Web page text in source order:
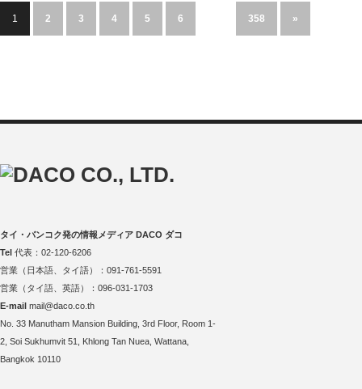
1 2 3 4 5 6 358 »
タイ・バンコク発の情報メディア DACO ダコ
Tel 代表：02-120-6206
営業（日本語、タイ語）：091-761-5591
営業（タイ語、英語）：096-031-1703
E-mail mail@daco.co.th
No. 33 Manutham Mansion Building, 3rd Floor, Room 1-
2, Soi Sukhumvit 51, Khlong Tan Nuea, Wattana,
Bangkok 10110